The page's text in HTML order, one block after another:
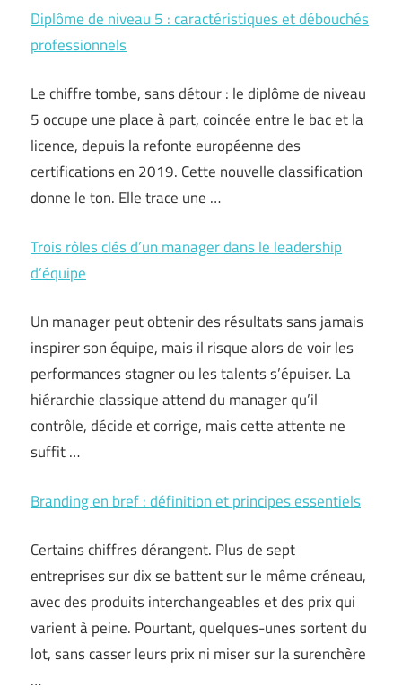
Diplôme de niveau 5 : caractéristiques et débouchés
professionnels
Le chiffre tombe, sans détour : le diplôme de niveau
5 occupe une place à part, coincée entre le bac et la
licence, depuis la refonte européenne des
certifications en 2019. Cette nouvelle classification
donne le ton. Elle trace une …
Trois rôles clés d’un manager dans le leadership
d’équipe
Un manager peut obtenir des résultats sans jamais
inspirer son équipe, mais il risque alors de voir les
performances stagner ou les talents s’épuiser. La
hiérarchie classique attend du manager qu’il
contrôle, décide et corrige, mais cette attente ne
suffit …
Branding en bref : définition et principes essentiels
Certains chiffres dérangent. Plus de sept
entreprises sur dix se battent sur le même créneau,
avec des produits interchangeables et des prix qui
varient à peine. Pourtant, quelques-unes sortent du
lot, sans casser leurs prix ni miser sur la surenchère
…